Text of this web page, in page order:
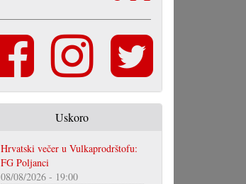
Uskoro
Hrvatski večer u Vulkaprodrštofu:
FG Poljanci
08/08/2026 - 19:00